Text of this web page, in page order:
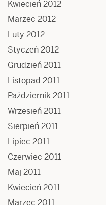
Kwiecień 2012
Marzec 2012
Luty 2012
Styczeń 2012
Grudzień 2011
Listopad 2011
Październik 2011
Wrzesień 2011
Sierpień 2011
Lipiec 2011
Czerwiec 2011
Maj 2011
Kwiecień 2011
Marzec 2011